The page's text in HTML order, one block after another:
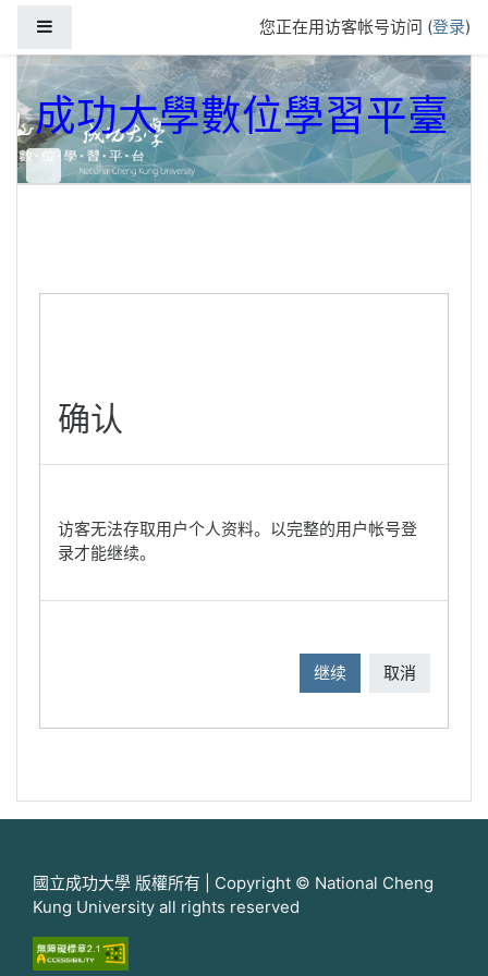
您正在用访客帐号访问 (登录)
成功大學數位學習平臺
确认
访客无法存取用户个人资料。以完整的用户帐号登
录才能继续。
继续 取消
國立成功大學 版權所有 | Copyright © National Cheng
Kung University all rights reserved